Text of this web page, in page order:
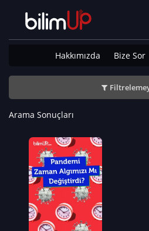
Hakkımızda Bize Sor
Arama Sonuçları